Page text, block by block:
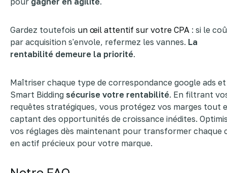
Gardez toutefois un œil attentif sur votre CPA : si le
par acquisition s'envole, refermez les vannes. La
rentabilité demeure la priorité.
Maîtriser chaque type de correspondance google ads
Smart Bidding sécurise votre rentabilité. En filtrant
requêtes stratégiques, vous protégez vos marges tout
captant des opportunités de croissance inédites.
vos réglages dès maintenant pour transformer chaque
en actif précieux pour votre marque.